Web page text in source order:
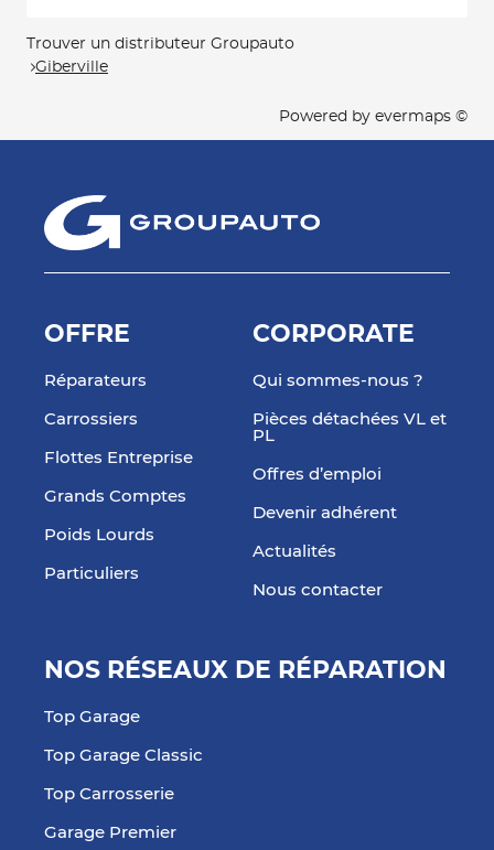
Trouver un distributeur Groupauto
Giberville
Powered by evermaps ©
OFFRE
Réparateurs
Carrossiers
Flottes Entreprise
Grands Comptes
Poids Lourds
Particuliers
CORPORATE
Qui sommes-nous ?
Pièces détachées VL et
PL
Offres d’emploi
Devenir adhérent
Actualités
Nous contacter
NOS RÉSEAUX DE RÉPARATION
Top Garage
Top Garage Classic
Top Carrosserie
Garage Premier